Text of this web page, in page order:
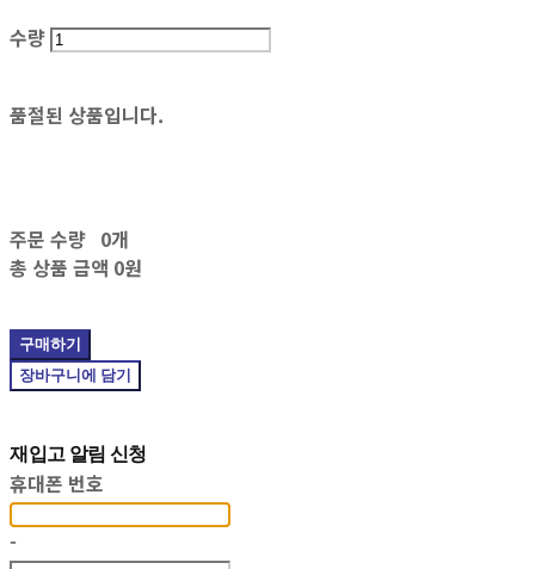
수량
품절된 상품입니다.
주문 수량 0개
총 상품 금액 0원
구매하기
장바구니에 담기
재입고 알림 신청
휴대폰 번호
-